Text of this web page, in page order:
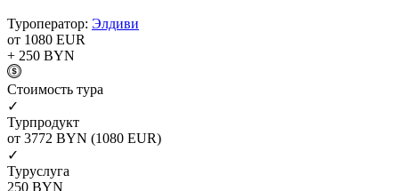
Туроператор: Элдиви
от 1080 EUR
+ 250 BYN
Cтоимость тура
✓
Турпродукт
от 3772 BYN (1080 EUR)
✓
Туруслуга
250 BYN